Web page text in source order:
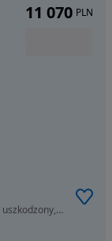
2143 cm3 • 130 KM • Samochód po wypadku, lekko uszkodzony, silnik i zawieszenie sprawne
11 070 PLN